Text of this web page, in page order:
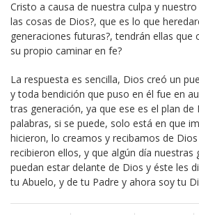
Cristo a causa de nuestra culpa y
las cosas de Dios?, que es lo que
generaciones futuras?, tendrán ellas que
su propio caminar en fe?
La respuesta es sencilla, Dios creó un
y toda bendición que puso en él fue en
tras generación, ya que ese es el plan de
palabras, si se puede, solo está en que
hicieron, lo creamos y recibamos de
recibieron ellos, y que algún día nuestras
puedan estar delante de Dios y éste les
tu Abuelo, y de tu Padre y ahora soy tu